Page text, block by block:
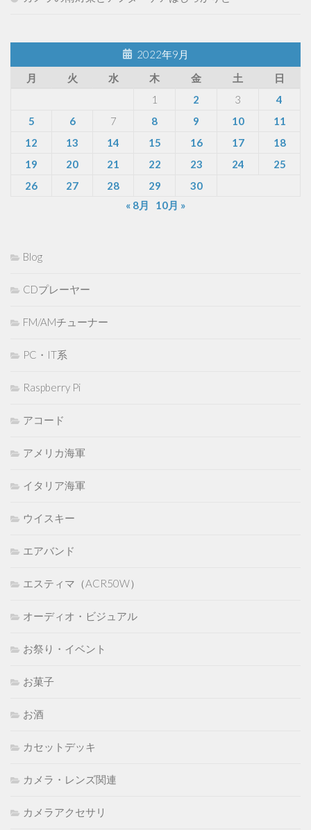
2022年9月
月
火 水 木 金 土
日
1
2 3
4
5
6 7 8 9 10
11
12
13 14 15 16 17
18
19
20 21 22 23 24
25
26
27 28 29
30
« 8月
10月 »
Blog
CDプレーヤー
FM/AMチューナー
PC・IT系
Raspberry Pi
アコード
アメリカ海軍
イタリア海軍
ウイスキー
エアバンド
エスティマ（ACR50W）
オーディオ・ビジュアル
お祭り・イベント
お菓子
お酒
カセットデッキ
カメラ・レンズ関連
カメラアクセサリ